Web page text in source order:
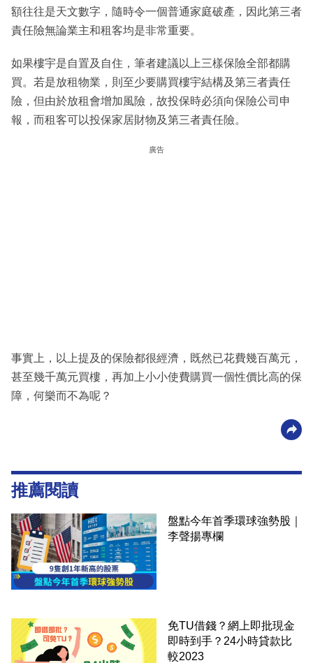
額往往是天文數字，隨時令一個普通家庭破產，因此第三者
責任險無論業主和租客均是非常重要。
如果樓宇是自置及自住，筆者建議以上三樣保險全部都購
買。若是放租物業，則至少要購買樓宇結構及第三者責任
險，但由於放租會增加風險，故投保時必須向保險公司申
報，而租客可以投保家居財物及第三者責任險。
廣告
事實上，以上提及的保險都很經濟，既然已花費幾百萬元，
甚至幾千萬元買樓，再加上小小使費購買一個性價比高的保
障，何樂而不為呢？
推薦閱讀
盤點今年首季環球強勢股｜
李聲揚專欄
免TU借錢？網上即批現金
即時到手？24小時貸款比
較2023